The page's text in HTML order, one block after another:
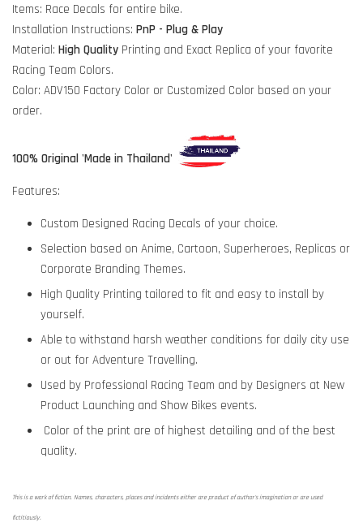
Items: Race Decals for entire bike.
Installation Instructions: PnP - Plug & Play
Material: High Quality Printing and Exact Replica of your favorite
Racing Team Colors.
Color: ADV150 Factory Color or Customized Color based on your
order.
100% Original 'Made in Thailand'
Features:
Custom Designed Racing Decals of your choice.
Selection based on Anime, Cartoon, Superheroes, Replicas or
Corporate Branding Themes.
High Quality Printing tailored to fit and easy to install by
yourself.
Able to withstand harsh weather conditions for daily city use
or out for Adventure Travelling.
Used by Professional Racing Team and by Designers at New
Product Launching and Show Bikes events.
Color of the print are of highest detailing and of the best
quality.
This is a work of fiction. Names, characters, places and incidents either are product of author's imagination or are used
fictitiously.